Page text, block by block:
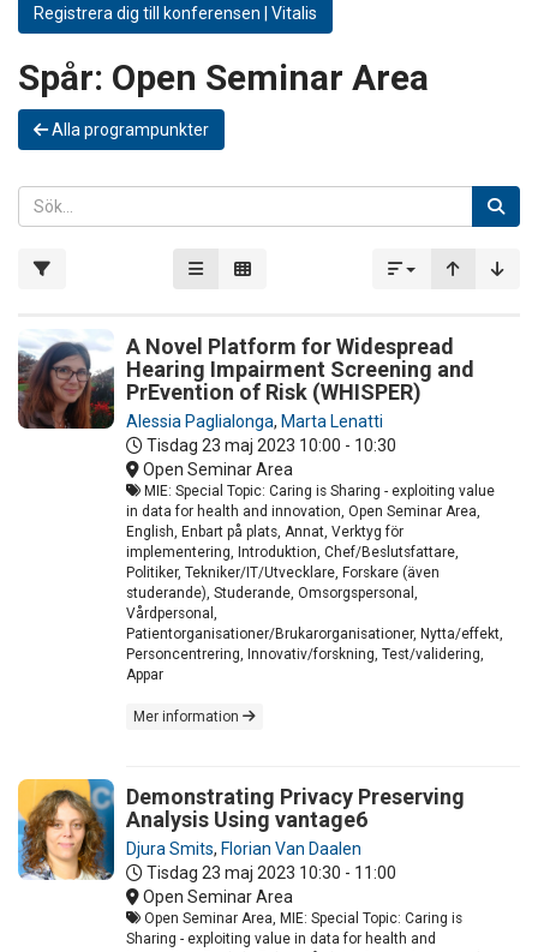
Registrera dig till konferensen | Vitalis
Spår: Open Seminar Area
Alla programpunkter
A Novel Platform for Widespread
Hearing Impairment Screening and
PrEvention of Risk (WHISPER)
Alessia Paglialonga, Marta Lenatti
Tisdag 23 maj 2023 10:00 - 10:30
Open Seminar Area
MIE: Special Topic: Caring is Sharing - exploiting value
in data for health and innovation, Open Seminar Area,
English, Enbart på plats, Annat, Verktyg för
implementering, Introduktion, Chef/Beslutsfattare,
Politiker, Tekniker/IT/Utvecklare, Forskare (även
studerande), Studerande, Omsorgspersonal,
Vårdpersonal,
Patientorganisationer/Brukarorganisationer, Nytta/effekt,
Personcentrering, Innovativ/forskning, Test/validering,
Appar
Mer information
Demonstrating Privacy Preserving
Analysis Using vantage6
Djura Smits, Florian Van Daalen
Tisdag 23 maj 2023 10:30 - 11:00
Open Seminar Area
Open Seminar Area, MIE: Special Topic: Caring is
Sharing - exploiting value in data for health and